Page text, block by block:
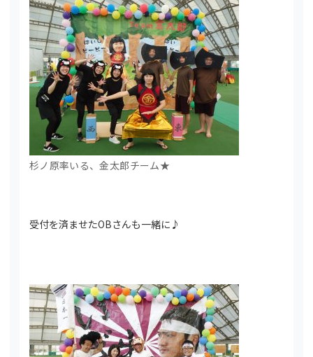
杉ノ原率いる、金太郎チーム★
受付を済ませたOBさんも一緒に♪